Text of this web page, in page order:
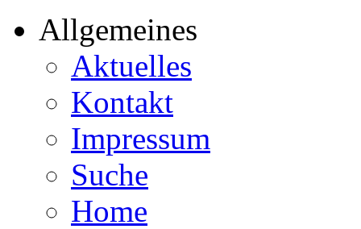
Allgemeines
Aktuelles
Kontakt
Impressum
Suche
Home